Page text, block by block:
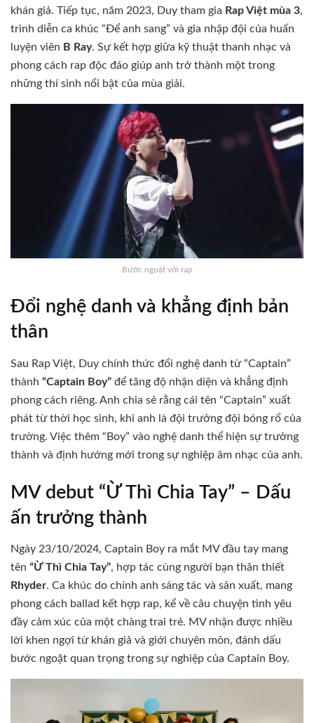
khán giả. Tiếp tục, năm 2023, Duy tham gia Rap Việt mùa 3,
trình diễn ca khúc “Để anh sang” và gia nhập đội của huấn
luyện viên B Ray. Sự kết hợp giữa kỹ thuật thanh nhạc và
phong cách rap độc đáo giúp anh trở thành một trong
những thí sinh nổi bật của mùa giải.
Bước ngoặt với rap
Đổi nghệ danh và khẳng định bản
thân
Sau Rap Việt, Duy chính thức đổi nghệ danh từ “Captain”
thành “Captain Boy” để tăng độ nhận diện và khẳng định
phong cách riêng. Anh chia sẻ rằng cái tên “Captain” xuất
phát từ thời học sinh, khi anh là đội trưởng đội bóng rổ của
trường. Việc thêm “Boy” vào nghệ danh thể hiện sự trưởng
thành và định hướng mới trong sự nghiệp âm nhạc của anh.
MV debut “Ừ Thì Chia Tay” – Dấu
ấn trưởng thành
Ngày 23/10/2024, Captain Boy ra mắt MV đầu tay mang
tên “Ừ Thì Chia Tay”, hợp tác cùng người bạn thân thiết
Rhyder. Ca khúc do chính anh sáng tác và sản xuất, mang
phong cách ballad kết hợp rap, kể về câu chuyện tình yêu
đầy cảm xúc của một chàng trai trẻ. MV nhận được nhiều
lời khen ngợi từ khán giả và giới chuyên môn, đánh dấu
bước ngoặt quan trọng trong sự nghiệp của Captain Boy.